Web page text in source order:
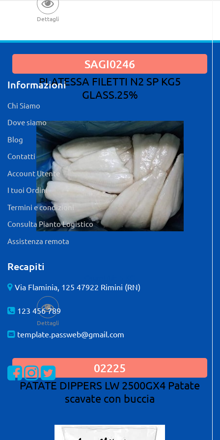
Dettagli
SAGI0246
PLATESSA FILETTI N2 SP KG5
GLASS.25%
Dettagli
02225
PATATE DIPPERS LW 2500GX4 Patate
scavate con buccia
Informazioni
Chi Siamo
Dove siamo
Blog
Contatti
Account Utente
I tuoi Ordini
Termini e condizioni
Consulta Pianto Logistico
Assistenza remota
Recapiti
Via Flaminia, 125 47922 Rimini (RN)
123 456 789
template.passweb@gmail.com
Visualizza la nostra pagina Facebook
Visualizza il nostro profilo Instagram
Visualizza il nostro profilo Twitter